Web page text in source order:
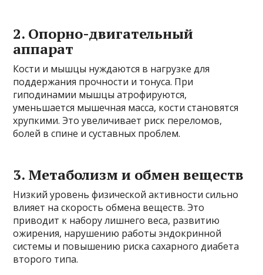
2. Опорно-двигательный
аппарат
Кости и мышцы нуждаются в нагрузке для
поддержания прочности и тонуса. При
гиподинамии мышцы атрофируются,
уменьшается мышечная масса, кости становятся
хрупкими. Это увеличивает риск переломов,
болей в спине и суставных проблем.
3. Метаболизм и обмен веществ
Низкий уровень физической активности сильно
влияет на скорость обмена веществ. Это
приводит к набору лишнего веса, развитию
ожирения, нарушению работы эндокринной
системы и повышению риска сахарного диабета
второго типа.